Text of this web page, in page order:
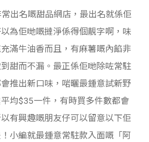
出名嘅甜品網店，最出名就係佢
為佢哋嘅撻淨係得個靚字啊，味
滿牛油香而且，有麻薯嘅內餡非
甜而不漏。最正係佢哋除咗常駐
推出新口味，啱曬最鍾意試新野
均$35一件，有時買多件數都會
有興趣嘅朋友仔可以留意以下佢
小編就最鍾意常駐款入面嘅「 阿